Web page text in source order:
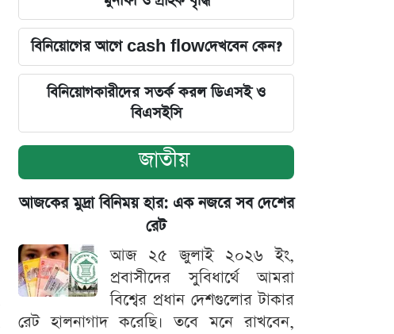
বিনিয়োগের আগে cash flowদেখবেন কেন?
বিনিয়োগকারীদের সতর্ক করল ডিএসই ও
বিএসইসি
জাতীয়
আজকের মুদ্রা বিনিময় হার: এক নজরে সব দেশের
রেট
আজ ২৫ জুলাই ২০২৬ ইং,
প্রবাসীদের সুবিধার্থে আমরা
বিশ্বের প্রধান দেশগুলোর টাকার
রেট হালনাগাদ করেছি। তবে মনে রাখবেন,